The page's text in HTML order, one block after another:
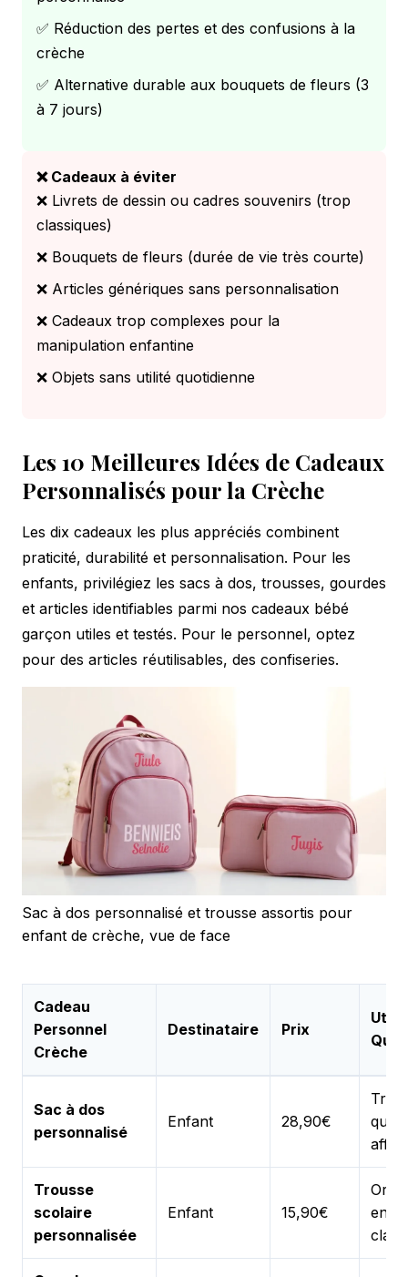
✅ Réduction des pertes et des confusions à la
crèche
✅ Alternative durable aux bouquets de fleurs (3
à 7 jours)
❌ Cadeaux à éviter
❌ Livrets de dessin ou cadres souvenirs (trop
classiques)
❌ Bouquets de fleurs (durée de vie très courte)
❌ Articles génériques sans personnalisation
❌ Cadeaux trop complexes pour la
manipulation enfantine
❌ Objets sans utilité quotidienne
Les 10 Meilleures Idées de Cadeaux
Personnalisés pour la Crèche
Les dix cadeaux les plus appréciés combinent
praticité, durabilité et personnalisation. Pour les
enfants, privilégiez les sacs à dos, trousses, gourdes
et articles identifiables parmi nos cadeaux bébé
garçon utiles et testés. Pour le personnel, optez
pour des articles réutilisables, des confiseries.
Sac à dos personnalisé et trousse assortis pour
enfant de crèche, vue de face
Cadeau
Personnel
Crèche
Destinataire Prix
Sac à dos
personnalisé
Enfant 28,90€
Trousse
scolaire
personnalisée
Enfant 15,90€
en